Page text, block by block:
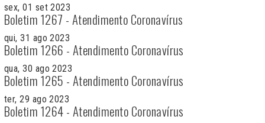
sex, 01 set 2023
Boletim 1267 - Atendimento Coronavírus
qui, 31 ago 2023
Boletim 1266 - Atendimento Coronavírus
qua, 30 ago 2023
Boletim 1265 - Atendimento Coronavírus
ter, 29 ago 2023
Boletim 1264 - Atendimento Coronavírus